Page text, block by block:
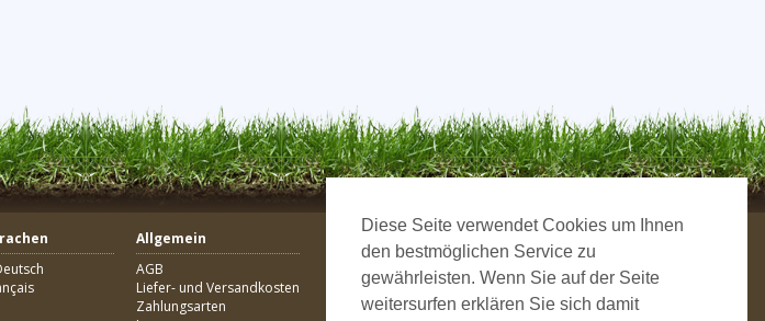
Diese Seite verwendet Cookies um Ihnen
den bestmöglichen Service zu
gewährleisten. Wenn Sie auf der Seite
weitersurfen erklären Sie sich damit
Allgemein
AGB
Liefer- und Versandkosten
Zahlungsarten